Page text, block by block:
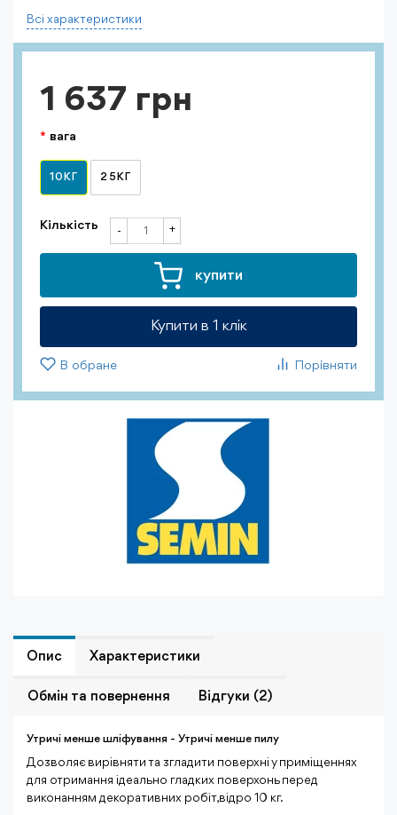
Всi характеристики
1 637 грн
вага
10КГ 25КГ
Кількість +
-
купити
Купити в 1 клiк
Порівняти
В обране
Опис Характеристики
Обмiн та повернення Відгуки (2)
Утричі менше шліфування - Утричі менше пилу
Дозволяє вирівняти та згладити поверхні у приміщеннях
для отримання ідеально гладких поверхонь перед
виконанням декоративних робіт,відро 10 кг.